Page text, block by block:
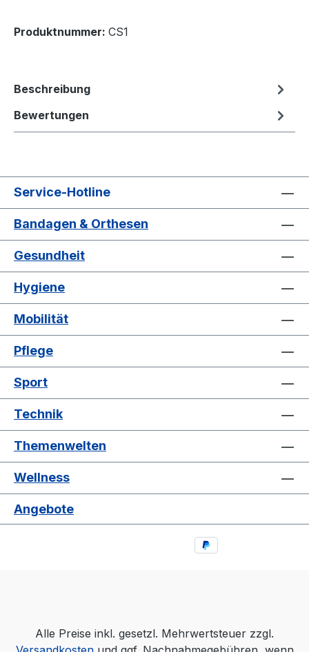
Produktnummer: CS1
Beschreibung
Bewertungen
Service-Hotline
Bandagen & Orthesen
Gesundheit
Hygiene
Mobilität
Pflege
Sport
Technik
Themenwelten
Wellness
Angebote
Alle Preise inkl. gesetzl. Mehrwertsteuer zzgl.